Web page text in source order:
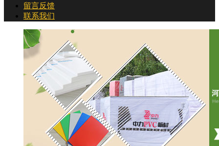
留言反馈
联系我们